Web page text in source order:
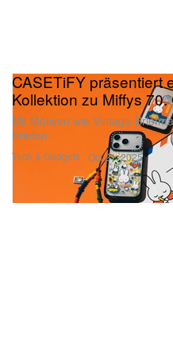
Tech & Gadgets
CASETiFY präsentiert
Kollektion zu Miffys
Mit Motiven wie Vintage-
Briefen.
Oct 21, 2025